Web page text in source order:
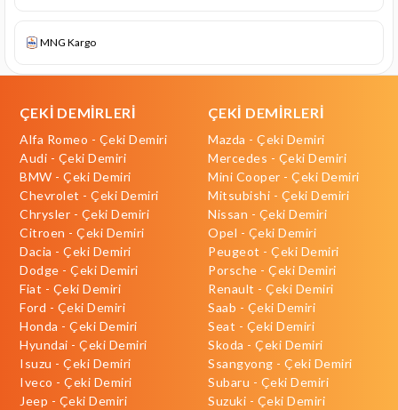
MNG Kargo
ÇEKİ DEMİRLERİ
Alfa Romeo - Çeki Demiri
Audi - Çeki Demiri
BMW - Çeki Demiri
Chevrolet - Çeki Demiri
Chrysler - Çeki Demiri
Citroen - Çeki Demiri
Dacia - Çeki Demiri
Dodge - Çeki Demiri
Fiat - Çeki Demiri
Ford - Çeki Demiri
Honda - Çeki Demiri
Hyundai - Çeki Demiri
Isuzu - Çeki Demiri
Iveco - Çeki Demiri
Jeep - Çeki Demiri
ÇEKİ DEMİRLERİ
Mazda - Çeki Demiri
Mercedes - Çeki Demiri
Mini Cooper - Çeki Demiri
Mitsubishi - Çeki Demiri
Nissan - Çeki Demiri
Opel - Çeki Demiri
Peugeot - Çeki Demiri
Porsche - Çeki Demiri
Renault - Çeki Demiri
Saab - Çeki Demiri
Seat - Çeki Demiri
Skoda - Çeki Demiri
Ssangyong - Çeki Demiri
Subaru - Çeki Demiri
Suzuki - Çeki Demiri